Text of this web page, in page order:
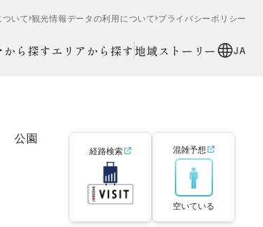
ついて 観光情報データの利用について プライバシーポリシー
から探すエリアから探す 地域ストーリー JA
公園
経路検索 混雑予想
空いている